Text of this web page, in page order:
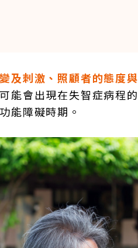
及刺激、照顧者的態度
能會出現在失智症病程
能障礙時期。